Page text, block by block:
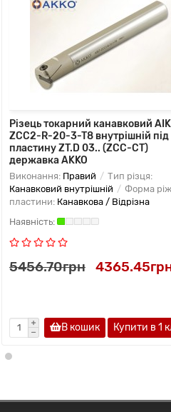
Різець токарний канавковий
ZCC2-R-20-3-T8 внутрішній під
пластину ZT.D 03.. (ZCC-CT)
державка AKKO
Виконання: Правий
Тип різця:
Канавковий внутрішній
Форма
пластини: Канавкова / Відрізна
5456.70грн
В кошик Купити в 1